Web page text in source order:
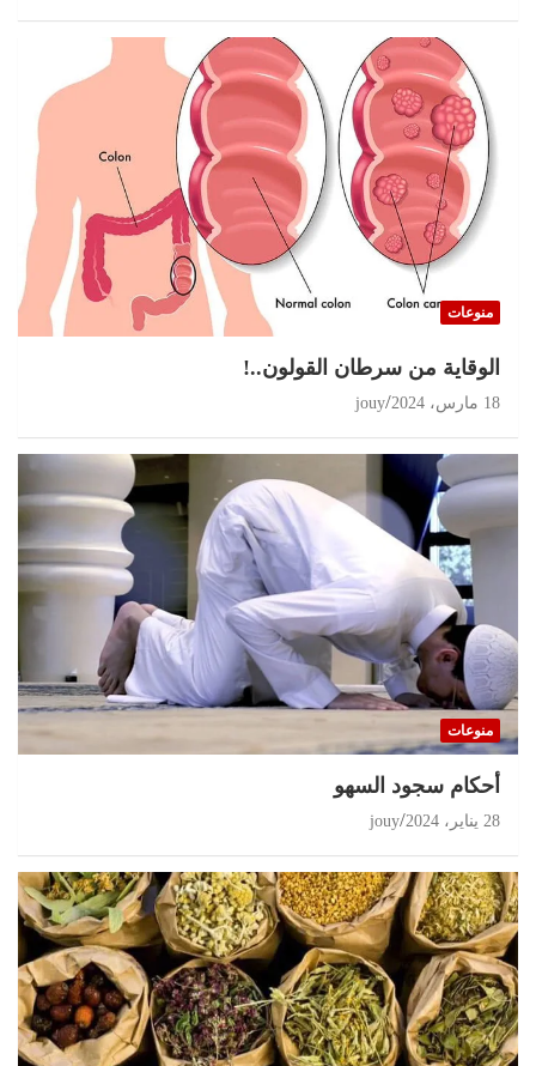
منوعات
الوقاية من سرطان القولون..!
18 مارس، 2024 jouy
منوعات
أحكام سجود السهو
28 يناير، 2024 jouy